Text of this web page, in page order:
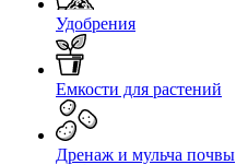
Удобрения
Емкости для растений
Дренаж и мульча почвы